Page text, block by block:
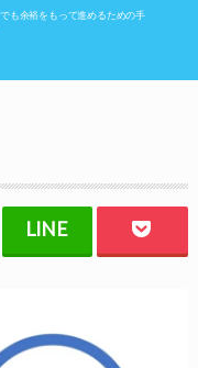
も余裕をもって進めるための手